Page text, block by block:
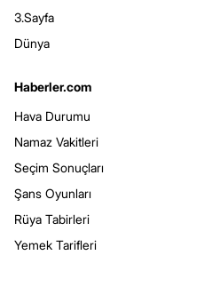
3.Sayfa
Dünya
Haberler.com
Hava Durumu
Namaz Vakitleri
Seçim Sonuçları
Şans Oyunları
Rüya Tabirleri
Yemek Tarifleri